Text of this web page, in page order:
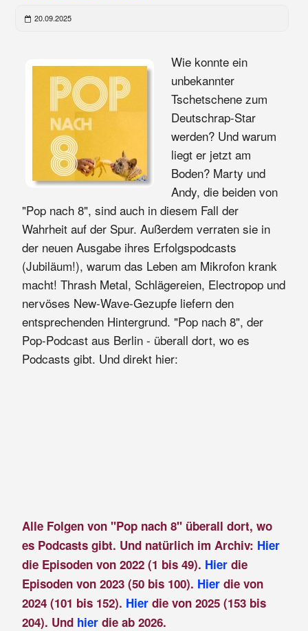
20.09.2025
Wie konnte ein
unbekannter
Tschetschene zum
Deutschrap-Star
werden? Und warum
liegt er jetzt am
Boden? Marty und
Andy, die beiden von
"Pop nach 8", sind auch in diesem Fall der
Wahrheit auf der Spur. Außerdem verraten sie in
der neuen Ausgabe ihres Erfolgspodcasts
(Jubiläum!), warum das Leben am Mikrofon krank
macht! Thrash Metal, Schlägereien, Electropop und
nervöses New-Wave-Gezupfe liefern den
entsprechenden Hintergrund. "Pop nach 8", der
Pop-Podcast aus Berlin - überall dort, wo es
Podcasts gibt. Und direkt hier:
Alle Folgen von "Pop nach 8" überall dort, wo
es Podcasts gibt. Und natürlich im Archiv: Hier
die Episoden von 2022 (1 bis 49). Hierdie
Episoden von 2023 (50 bis 100). Hier die von
2024 (101 bis 152). Hier die von 2025 (153 bis
204). Und hier die ab 2026.